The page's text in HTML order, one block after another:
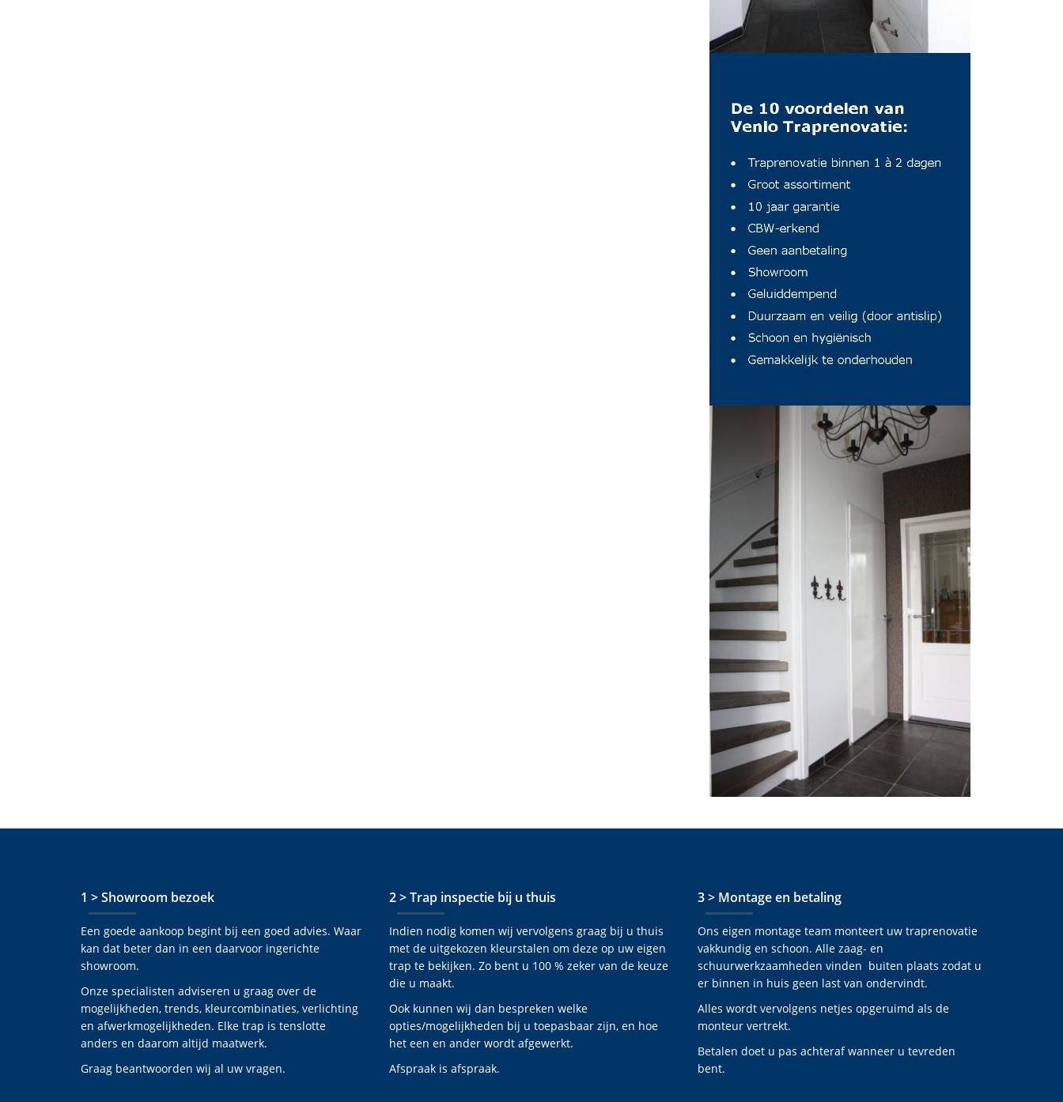
1 > Showroom bezoek
Een goede aankoop begint bij een goed advies. Waar
kan dat beter dan in een daarvoor ingerichte
showroom.
Onze specialisten adviseren u graag over de
mogelijkheden, trends, kleurcombinaties, verlichting
en afwerkmogelijkheden. Elke trap is tenslotte
anders en daarom altijd maatwerk.
Graag beantwoorden wij al uw vragen.
2 > Trap inspectie bij u thuis
Indien nodig komen wij vervolgens graag bij u thuis
met de uitgekozen kleurstalen om deze op uw eigen
trap te bekijken. Zo bent u 100 % zeker van de keuze
die u maakt.
Ook kunnen wij dan bespreken welke
opties/mogelijkheden bij u toepasbaar zijn, en hoe
het een en ander wordt afgewerkt.
Afspraak is afspraak.
3 > Montage en betaling
Ons eigen montage team monteert uw traprenovatie
vakkundig en schoon. Alle zaag- en
schuurwerkzaamheden vinden buiten plaats zodat u
er binnen in huis geen last van ondervindt.
Alles wordt vervolgens netjes opgeruimd als de
monteur vertrekt.
Betalen doet u pas achteraf wanneer u tevreden
bent.